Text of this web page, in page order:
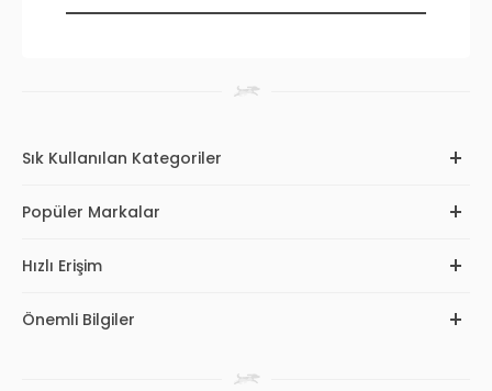
Sık Kullanılan Kategoriler
Popüler Markalar
Hızlı Erişim
Önemli Bilgiler